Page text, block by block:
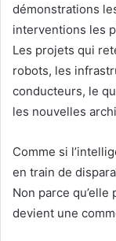
démonstrations
interventions les
Les projets qui
robots, les
conducteurs, le
les nouvelles
Comme si
en train de
Non parce qu’elle
devient une